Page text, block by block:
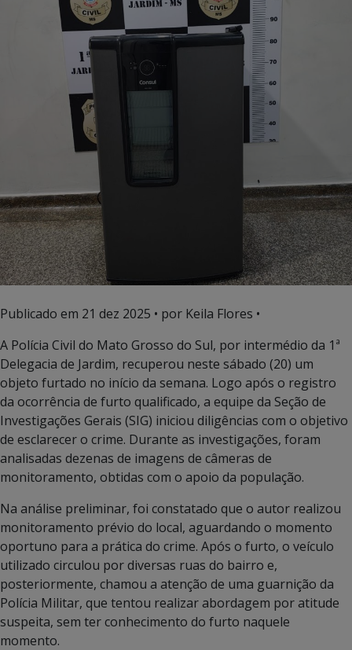
Publicado em 21 dez 2025 • por Keila Flores •
A Polícia Civil do Mato Grosso do Sul, por intermédio da 1ª
Delegacia de Jardim, recuperou neste sábado (20) um
objeto furtado no início da semana. Logo após o registro
da ocorrência de furto qualificado, a equipe da Seção de
Investigações Gerais (SIG) iniciou diligências com o objetivo
de esclarecer o crime. Durante as investigações, foram
analisadas dezenas de imagens de câmeras de
monitoramento, obtidas com o apoio da população.
Na análise preliminar, foi constatado que o autor realizou
monitoramento prévio do local, aguardando o momento
oportuno para a prática do crime. Após o furto, o veículo
utilizado circulou por diversas ruas do bairro e,
posteriormente, chamou a atenção de uma guarnição da
Polícia Militar, que tentou realizar abordagem por atitude
suspeita, sem ter conhecimento do furto naquele
momento.